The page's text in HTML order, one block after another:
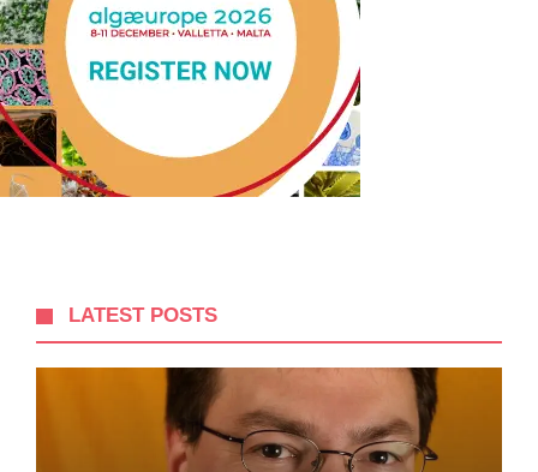
LATEST POSTS